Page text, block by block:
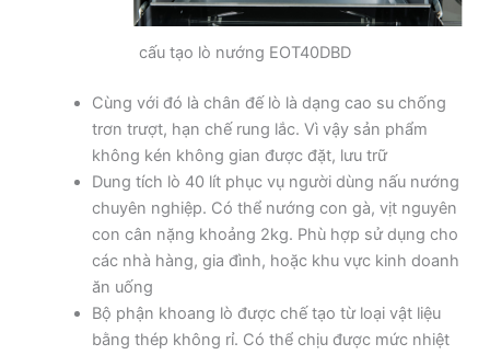
cấu tạo lò nướng EOT40DBD
Cùng với đó là chân đế lò là dạng cao su chống
trơn trượt, hạn chế rung lắc. Vì vậy sản phẩm
không kén không gian được đặt, lưu trữ
Dung tích lò 40 lít phục vụ người dùng nấu nướng
chuyên nghiệp. Có thể nướng con gà, vịt nguyên
con cân nặng khoảng 2kg. Phù hợp sử dụng cho
các nhà hàng, gia đình, hoặc khu vực kinh doanh
ăn uống
Bộ phận khoang lò được chế tạo từ loại vật liệu
bằng thép không rỉ. Có thể chịu được mức nhiệt